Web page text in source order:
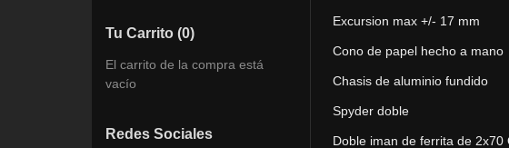
Tu Carrito (0)
El carrito de la compra está
vacío
Redes Sociales
Excursion max +/- 17 mm
Cono de papel hecho a mano
Chasis de aluminio fundido
Spyder doble
Doble iman de ferrita de 2x70